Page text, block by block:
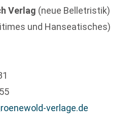
Verlag (neue Belletristik)
und Hanseatisches)
verlage.de